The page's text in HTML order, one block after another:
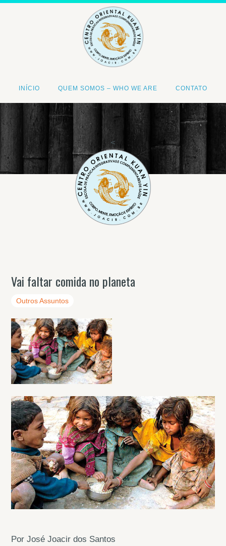
INÍCIO QUEM SOMOS – WHO WE ARE CONTATO
<
Vai faltar comida no planeta
Outros Assuntos
Por José Joacir dos Santos